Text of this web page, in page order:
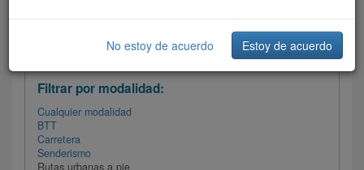
Filtrar las rutas
Filtrar por modalidad:
Cualquier modalidad
BTT
Carretera
Senderismo
Rutas urbanas a pie
No estoy de acuerdo Estoy de acuerdo